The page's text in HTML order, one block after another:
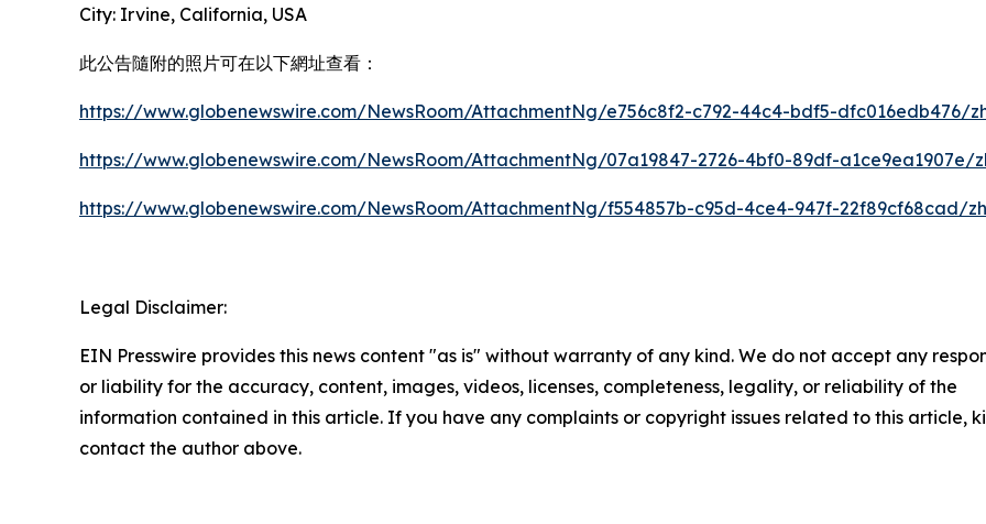
City: Irvine, California, USA
此公告隨附的照片可在以下網址查看：
https://www.globenewswire.com/NewsRoom/AttachmentNg/e756c8f2-c792-44c4-bdf5-dfc016edb476/
https://www.globenewswire.com/NewsRoom/AttachmentNg/07a19847-2726-4bf0-89df-a1ce9ea1907e/
https://www.globenewswire.com/NewsRoom/AttachmentNg/f554857b-c95d-4ce4-947f-22f89cf68cad/
Legal Disclaimer:
EIN Presswire provides this news content "as is" without warranty of any kind. We do not accept any
or liability for the accuracy, content, images, videos, licenses, completeness, legality, or reliability of the
information contained in this article. If you have any complaints or copyright issues related to this article,
contact the author above.